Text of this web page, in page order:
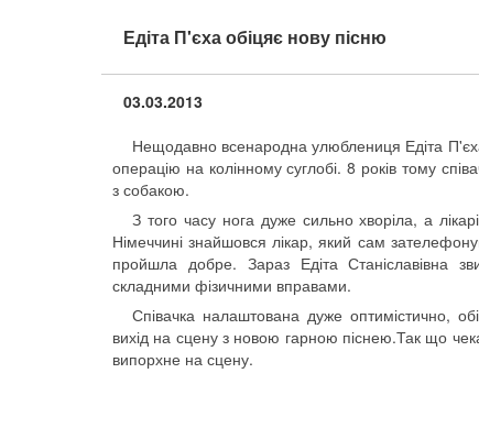
Едіта П'єха обіцяє нову пісню
03.03.2013
Нещодавно всенародна улюблениця Едіта
операцію на колінному суглобі. 8 років тому
з собакою.
З того часу нога дуже сильно хворіла, а
Німеччині знайшовся лікар, який сам
пройшла добре. Зараз Едіта Станіславівна
складними фізичними вправами.
Співачка налаштована дуже оптимістично,
вихід на сцену з новою гарною піснею.Так що
випорхне на сцену.